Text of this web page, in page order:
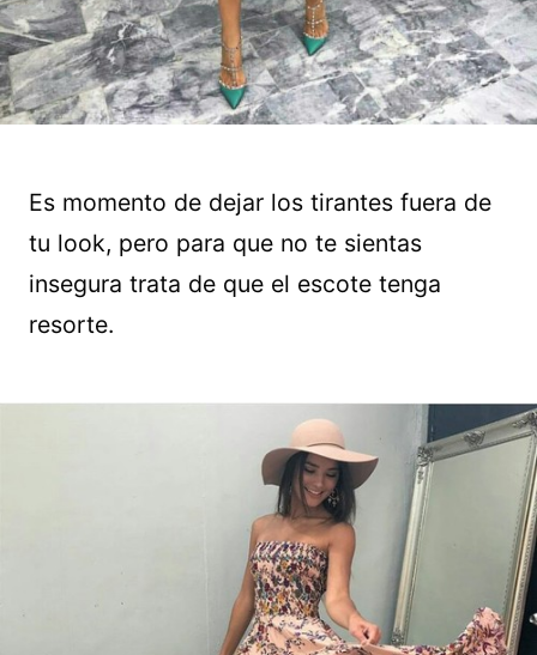
Es momento de dejar los tirantes fuera de
tu look, pero para que no te sientas
insegura trata de que el escote tenga
resorte.